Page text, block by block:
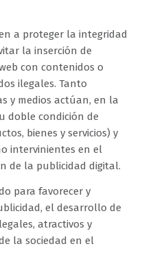
a proteger la integridad
la inserción de
con contenidos o
ilegales. Tanto
y medios actúan, en la
doble condición de
bienes y servicios) y
intervinientes en el
de la publicidad digital.
para favorecer y
el desarrollo de
atractivos y
la sociedad en el